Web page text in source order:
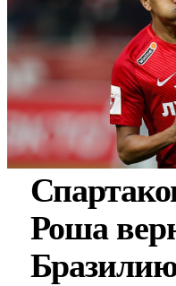
Роша